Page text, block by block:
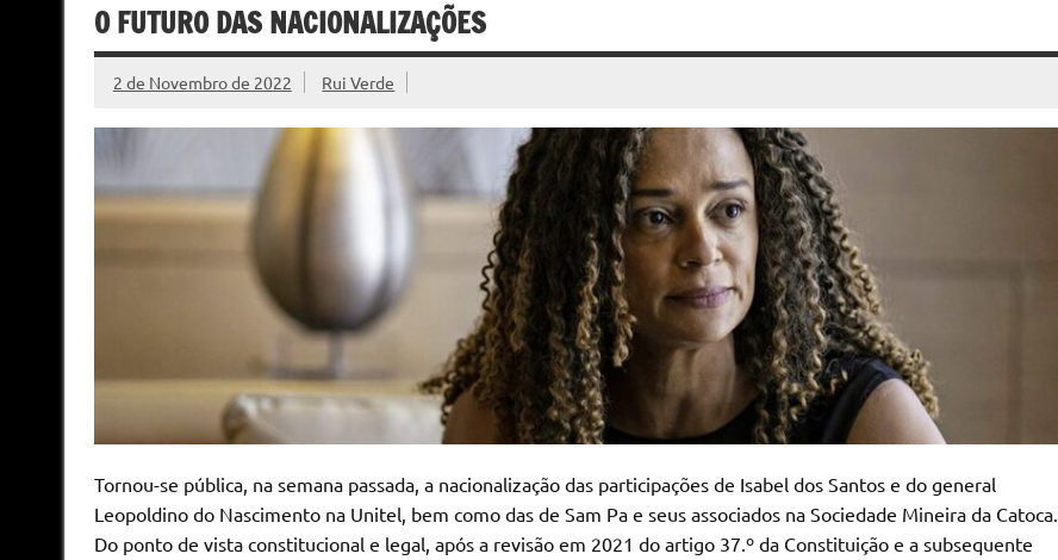
O FUTURO DAS NACIONALIZAÇÕES
2 de Novembro de 2022 Rui Verde
Tornou-se pública, na semana passada, a nacionalização das participações de Isabel dos Santos e do general
Leopoldino do Nascimento na Unitel, bem como das de Sam Pa e seus associados na Sociedade Mineira da Catoca.
Do ponto de vista constitucional e legal, após a revisão em 2021 do artigo 37.º da Constituição e a subsequente